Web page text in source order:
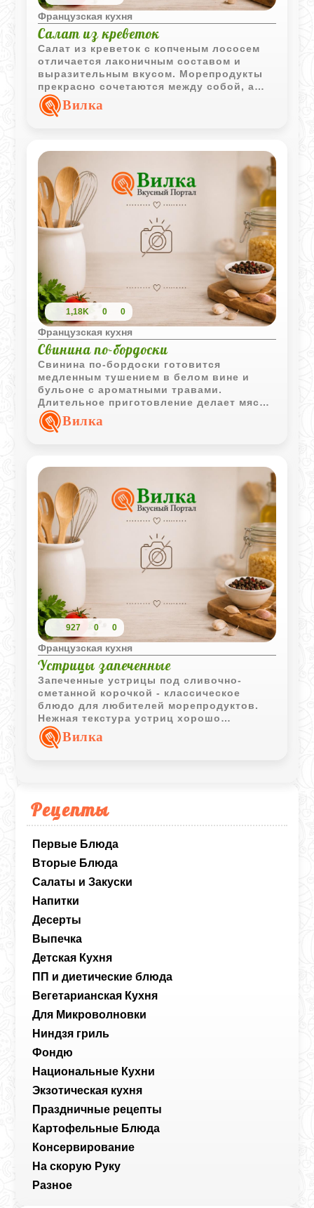
Рецепты
Первые Блюда
Вторые Блюда
Салаты и Закуски
Напитки
Десерты
Выпечка
Детская Кухня
ПП и диетические блюда
Вегетарианская Кухня
Для Микроволновки
Ниндзя гриль
Фондю
Национальные Кухни
Экзотическая кухня
Праздничные рецепты
Картофельные Блюда
Консервирование
На скорую Руку
Разное
Французская кухня
Салат из креветок
Салат из креветок с копченым лососем
отличается лаконичным составом и
выразительным вкусом. Морепродукты
прекрасно сочетаются между собой, а
выдержка перед подачей делает блюдо
более гармоничным.
Вилка
1,18K 0 0
Французская кухня
Свинина по-бордоски
Свинина по-бордоски готовится
медленным тушением в белом вине и
бульоне с ароматными травами.
Длительное приготовление делает мясо
мягким и сочным, а уваренный соус
приобретает насыщенный вкус и аромат.
Вилка
927 0 0
Французская кухня
Устрицы запеченные
Запеченные устрицы под сливочно-
сметанной корочкой - классическое
блюдо для любителей морепродуктов.
Нежная текстура устриц хорошо
сочетается с хрустящей панировкой и
сливочным вкусом.
Вилка